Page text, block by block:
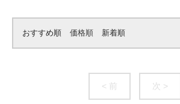
おすすめ順 価格順 新着順
< 前 次 >